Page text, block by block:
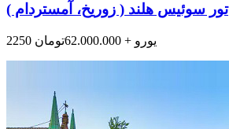
تور سوئیس هلند ( زوریخ، آمستردام )
2250 یورو + 62.000.000تومان